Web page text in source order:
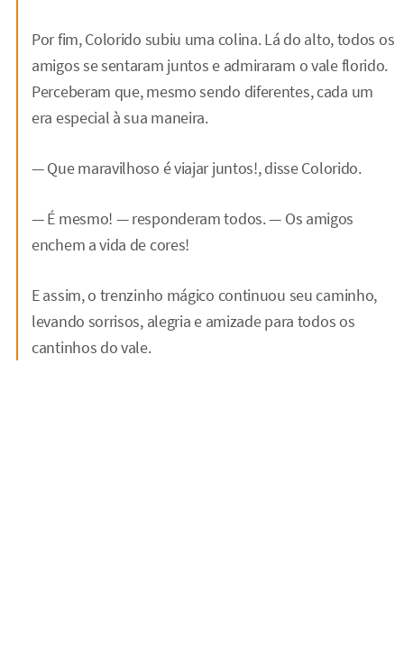
Por fim, Colorido subiu uma colina. Lá do alto, todos os
amigos se sentaram juntos e admiraram o vale florido.
Perceberam que, mesmo sendo diferentes, cada um
era especial à sua maneira.
— Que maravilhoso é viajar juntos!, disse Colorido.
— É mesmo! — responderam todos. — Os amigos
enchem a vida de cores!
E assim, o trenzinho mágico continuou seu caminho,
levando sorrisos, alegria e amizade para todos os
cantinhos do vale.